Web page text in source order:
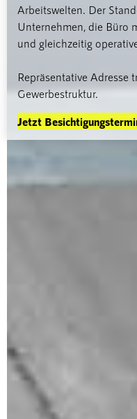
Arbeitswelten. Der
Unternehmen, die Büro
und gleichzeitig
Repräsentative Adresse
Gewerbestruktur.
Jetzt